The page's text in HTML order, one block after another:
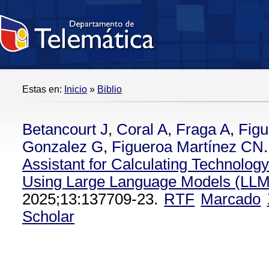
Estas en: Inicio » Biblio
Betancourt J, Coral A, Fraga A,
Gonzalez G, Figueroa Martínez CN.
Assistant for Calculating
Using Large Language Models
2025;13:137709-23. RTF Marcado
Scholar